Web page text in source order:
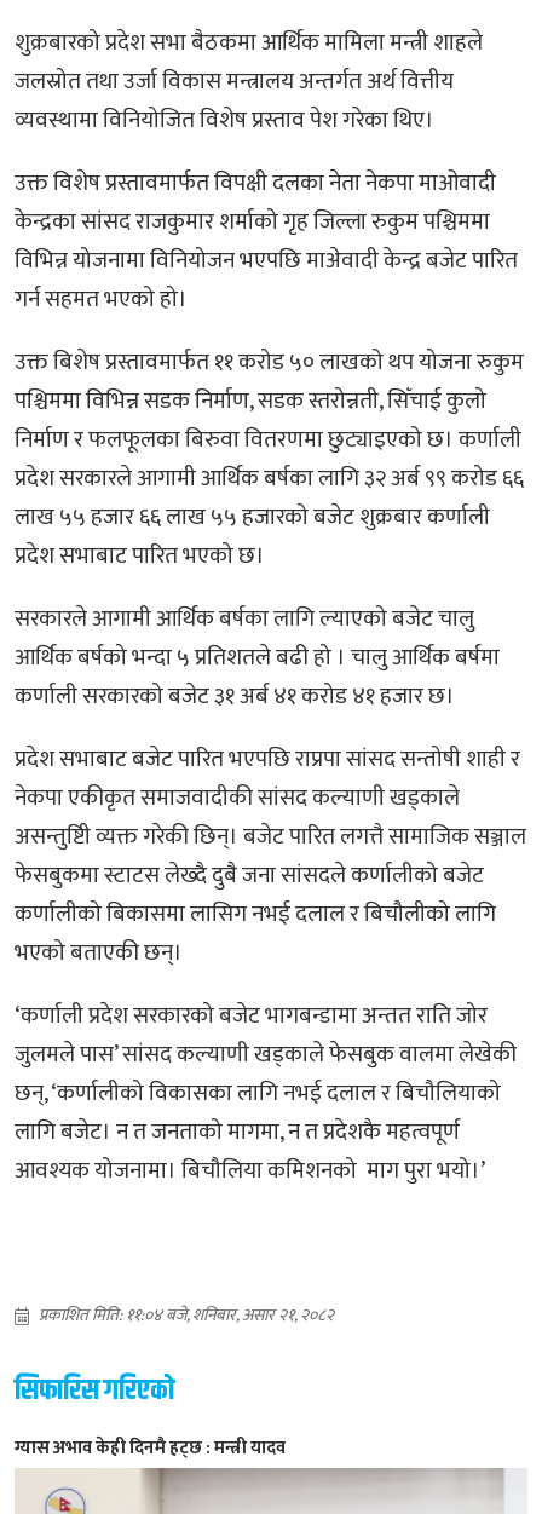
शुक्रबारको प्रदेश सभा बैठकमा आर्थिक मामिला मन्त्री शाहले
जलस्रोत तथा उर्जा विकास मन्त्रालय अन्तर्गत अर्थ वित्तीय
व्यवस्थामा विनियोजित विशेष प्रस्ताव पेश गरेका थिए।
उक्त विशेष प्रस्तावमार्फत विपक्षी दलका नेता नेकपा माओवादी
केन्द्रका सांसद राजकुमार शर्माको गृह जिल्ला रुकुम पश्चिममा
विभिन्न योजनामा विनियोजन भएपछि माअ‍ेवादी केन्द्र बजेट पारित
गर्न सहमत भएको हो।
उक्त बिशेष प्रस्तावमार्फत ११ करोड ५० लाखको थप योजना रुकुम
पश्चिममा विभिन्न सडक निर्माण, सडक स्तरोन्नती, सिँचाई कुलो
निर्माण र फलफूलका बिरुवा वितरणमा छुट्याइएको छ। कर्णाली
प्रदेश सरकारले आगामी आर्थिक बर्षका लागि ३२ अर्ब ९९ करोड ६६
लाख ५५ हजार ६६ लाख ५५ हजारको बजेट शुक्रबार कर्णाली
प्रदेश सभाबाट पारित भएको छ।
सरकारले आगामी आर्थिक बर्षका लागि ल्याएको बजेट चालु
आर्थिक बर्षको भन्दा ५ प्रतिशतले बढी हो । चालु आर्थिक बर्षमा
कर्णाली सरकारको बजेट ३१ अर्ब ४१ करोड ४१ हजार छ।
प्रदेश सभाबाट बजेट पारित भएपछि राप्रपा सांसद सन्तोषी शाही र
नेकपा एकीकृत समाजवादीकी सांसद कल्याणी खड्काले
असन्तुष्टिी व्यक्त गरेकी छिन्। बजेट पारित लगत्तै सामाजिक सञ्जाल
फेसबुकमा स्टाटस लेख्दै दुबै जना सांसदले कर्णालीको बजेट
कर्णालीको बिकासमा लासिग नभई दलाल र बिचौलीको लागि
भएको बताएकी छन्।
‘कर्णाली प्रदेश सरकारको बजेट भागबन्डामा अन्तत राति जोर
जुलमले पास’ सांसद कल्याणी खड्काले फेसबुक वालमा लेखेकी
छन्, ‘कर्णालीको विकासका लागि नभई दलाल र बिचौलियाको
लागि बजेट। न त जनताको मागमा, न त प्रदेशकै महत्वपूर्ण
आवश्यक योजनामा। बिचौलिया कमिशनको माग पुरा भयो।’
प्रकाशित मिति: ११:०४ बजे, शनिबार, असार २१, २०८२
सिफारिस गरिएको
ग्यास अभाव केही दिनमै हट्छ : मन्त्री यादव